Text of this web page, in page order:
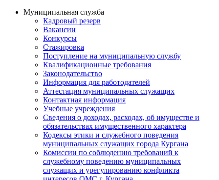
Муниципальная служба
Кадровый резерв
Вакансии
Конкурсы
Стажировка
Поступление на муниципальную службу
Квалификационные требования
Законодательство
Информация для работодателей
Аттестация муниципальных служащих
Контактная информация
Учебные учреждения
Сведения о доходах, расходах, об имуществе и
обязательствах имущественного характера
Кодексы этики и служебного поведения
муниципальных служащих города Кургана
Комиссии по соблюдению требований к
служебному поведению муниципальных
служащих и урегулированию конфликта